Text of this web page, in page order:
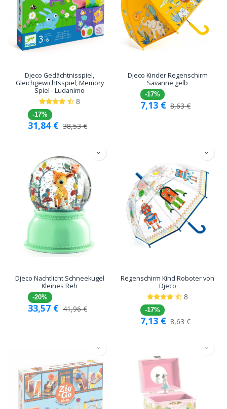
Djeco Gedächtnisspiel,
Gleichgewichtsspiel, Memory
Spiel - Ludanimo
8
-17%
31,84 € 38,53€
Djeco Kinder Regenschirm
Savanne gelb
-17%
7,13 € 8,63€
Djeco Nachtlicht Schneekugel
Kleines Reh
-20%
33,57 € 41,96€
Regenschirm Kind Roboter von
Djeco
8
-17%
7,13 € 8,63€